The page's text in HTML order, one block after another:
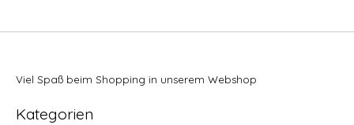
Viel Spaß beim Shopping in unserem Webshop
Kategorien